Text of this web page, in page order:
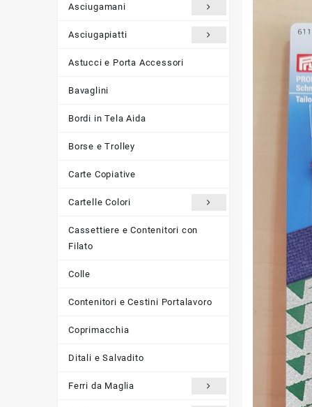
Asciugamani
Asciugapiatti
Astucci e Porta Accessori
Bavaglini
Bordi in Tela Aida
Borse e Trolley
Carte Copiative
Cartelle Colori
Cassettiere e Contenitori con
Filato
Colle
Contenitori e Cestini Portalavoro
Coprimacchia
Ditali e Salvadito
Ferri da Maglia